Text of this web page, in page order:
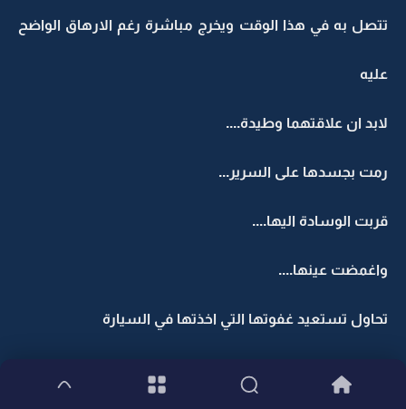
تتصل به في هذا الوقت ويخرج مباشرة رغم الارهاق الواضح
عليه
لابد ان علاقتهما وطيدة....
رمت بجسدها على السرير...
قربت الوسادة اليها....
واغمضت عينها....
تحاول تستعيد غفوتها التي اخذتها في السيارة